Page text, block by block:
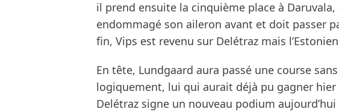
il prend ensuite la cinquième place à
endommagé son aileron avant et doit passer
fin, Vips est revenu sur Delétraz mais
En tête, Lundgaard aura passé une course
logiquement, lui qui aurait déjà pu gagner
Delétraz signe un nouveau podium